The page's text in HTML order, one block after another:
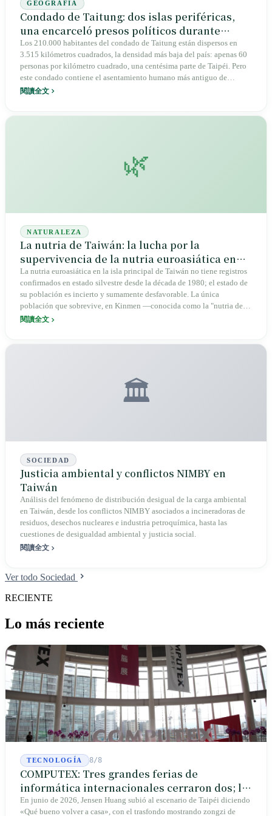
GEOGRAFÍA
Condado de Taitung: dos islas periféricas,
una encarceló presos políticos durante
treinta y seis años, la otra almacenó residuos
nucleares durante cuarenta y dos años
Los 210.000 habitantes del condado de Taitung están dispersos en
3.515 kilómetros cuadrados, la densidad más baja del país: apenas 60
personas por kilómetro cuadrado, una centésima parte de Taipéi. Pero
este condado contiene el asentamiento humano más antiguo de
Taiwán (el sitio arqueológico de Beinan, con 1.600 sarcófagos de
recibir residuos nucleares; cuarenta y dos años después, 97.672
barriles siguen allí. El 25 de agosto de 1968, siete niños bunun de la
閱讀全文
🌿
NATURALEZA
La nutria de Taiwán: la lucha por la
supervivencia de la nutria euroasiática en
Kinmen y su silenciosa desaparición en la
isla principal
La nutria euroasiática en la isla principal de Taiwán no tiene registros
confirmados en estado silvestre desde la década de 1980; el estado de
su población es incierto y sumamente desfavorable. La única
población que sobrevive, en Kinmen —conocida como la "nutria de
zona de guerra"— enfrenta una convergencia de amenazas:
閱讀全文
🏛️
SOCIEDAD
Justicia ambiental y conflictos NIMBY en
Taiwán
Análisis del fenómeno de distribución desigual de la carga ambiental
en Taiwán, desde los conflictos NIMBY asociados a incineradoras de
residuos, desechos nucleares e industria petroquímica, hasta las
cuestiones de desigualdad ambiental y justicia social.
閱讀全文
Ver todo Sociedad
RECIENTE
Lo más reciente
TECNOLOGÍA 8/8
COMPUTEX: Tres grandes ferias de
informática internacionales cerraron dos; la
que queda crece en Taipéi
En junio de 2026, Jensen Huang subió al escenario de Taipéi diciendo
«Qué bueno volver a casa», con el trasfondo mostrando zongzi de